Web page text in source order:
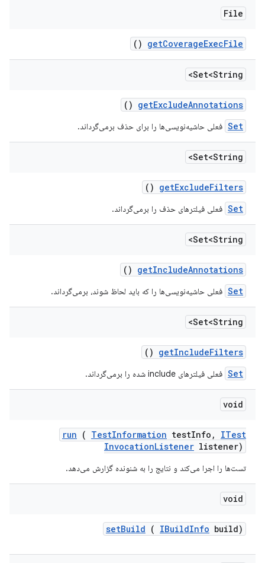
File
getCoverageExecFile
()
Set<String>
getExcludeAnnotations
()
Set فعلی حاشیه‌نویسی‌ها را برای حذف برمی‌گرداند.
Set<String>
getExcludeFilters
()
Set فعلی فیلترهای حذف را برمی‌گرداند.
Set<String>
getIncludeAnnotations
()
Set فعلی حاشیه‌نویسی‌ها را که باید لحاظ شوند، برمی‌گرداند.
Set<String>
getIncludeFilters
()
Set فعلی فیلترهای include شده را برمی‌گرداند.
void
run ( TestInformation testInfo ,
ITest
InvocationListener listener)
تست‌ها را اجرا می‌کند و نتایج را به شنونده گزارش می‌دهد.
void
setBuild ( IBuildInfo build)